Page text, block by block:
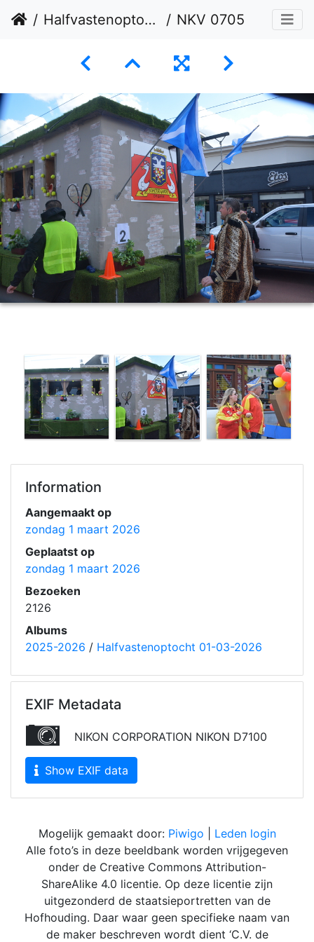
Halfvastenoptocht 01-03-2026 NKV 0705
Information
Aangemaakt op
zondag 1 maart 2026
Geplaatst op
zondag 1 maart 2026
Bezoeken
2126
Albums
2025-2026 / Halfvastenoptocht 01-03-2026
EXIF Metadata
NIKON CORPORATION NIKON D7100
Show EXIF data
Mogelijk gemaakt door: Piwigo
Leden login
Alle foto’s in deze beeldbank worden vrijgegeven
onder de Creative Commons Attribution-
ShareAlike 4.0 licentie. Op deze licentie zijn
uitgezonderd de staatsieportretten van de
Hofhouding. Daar waar geen specifieke naam van
de maker beschreven wordt dient ‘C.V. de